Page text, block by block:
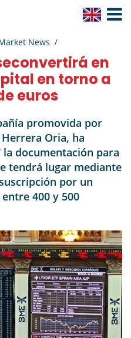
Toggle
News
en
en torno a
euros
promovida por
Oria, ha
la documentación para
tendrá lugar mediante
por un
400 y 500